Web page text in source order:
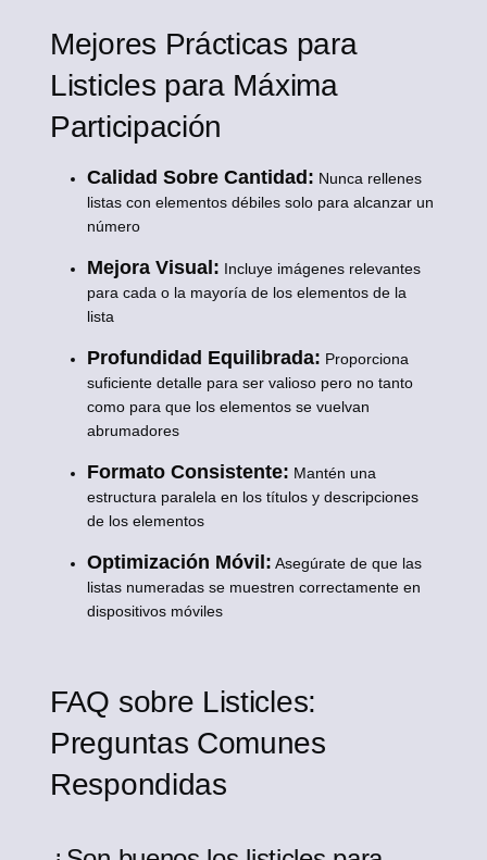
Mejores Prácticas para
Listicles para Máxima
Participación
Calidad Sobre Cantidad: Nunca rellenes
listas con elementos débiles solo para alcanzar un
número
Mejora Visual: Incluye imágenes relevantes
para cada o la mayoría de los elementos de la
lista
Profundidad Equilibrada: Proporciona
suficiente detalle para ser valioso pero no tanto
como para que los elementos se vuelvan
abrumadores
Formato Consistente: Mantén una
estructura paralela en los títulos y descripciones
de los elementos
Optimización Móvil: Asegúrate de que las
listas numeradas se muestren correctamente en
dispositivos móviles
FAQ sobre Listicles:
Preguntas Comunes
Respondidas